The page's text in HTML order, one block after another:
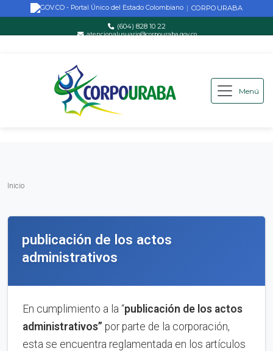
Saltar al contenido principal
| CORPOURABA
(604) 828 10 22
atencionalusuario@corpouraba.gov.co
Menú
Inicio
publicación de los actos
administrativos
En cumplimiento a la “publicación de los actos
administrativos” por parte de la corporación,
esta se encuentra reglamentada en los artículos